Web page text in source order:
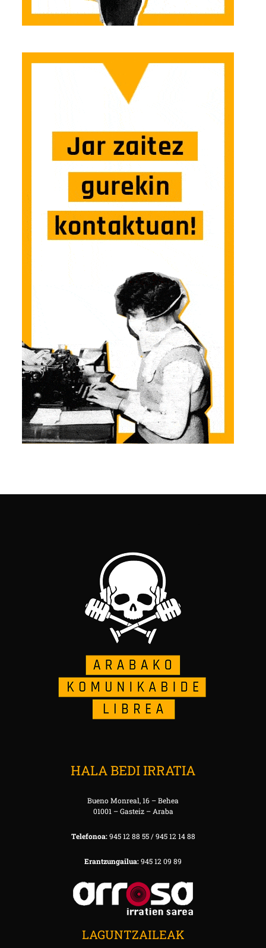
HALA BEDI IRRATIA
Bueno Monreal, 16 – Behea
01001 – Gasteiz – Araba
Telefonoa:945 12 88 55 / 945 12 14 88
Erantzungailua:945 12 09 89
LAGUNTZAILEAK